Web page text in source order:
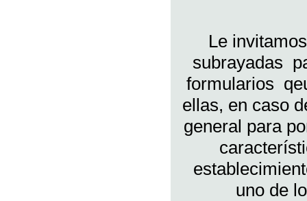
Le
subrayadas
formularios
ellas, en caso
general para
uno de